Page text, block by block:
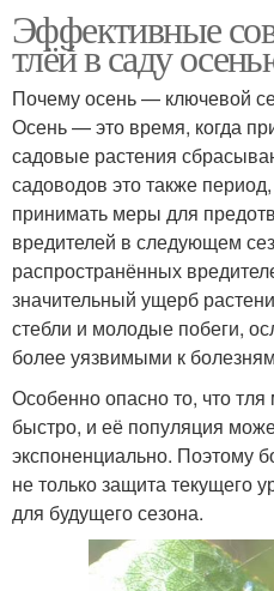
Эффективные
тлёй в саду
Почему осень — ключевой
Осень — это время, когда
садовые растения
садоводов это также
принимать меры для
вредителей в следующем
распространённых
значительный ущерб
стебли и молодые побеги,
более уязвимыми к
Особенно опасно то, что
быстро, и её популяция
экспоненциально. Поэтому
не только защита текущего
для будущего сезона.